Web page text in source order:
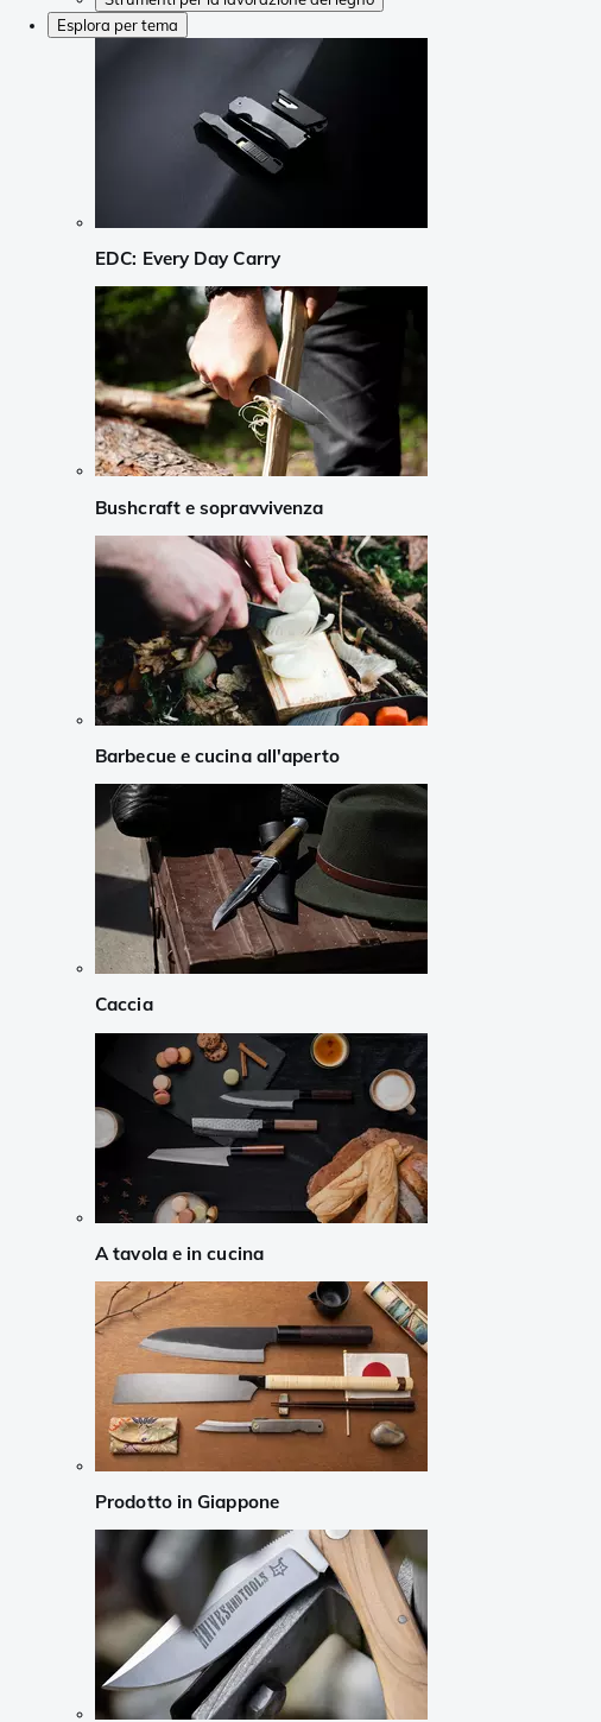
Esplora per tema
EDC: Every Day Carry
Bushcraft e sopravvivenza
Barbecue e cucina all'aperto
Caccia
A tavola e in cucina
Prodotto in Giappone